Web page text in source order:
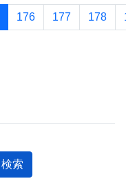
176 177 178
検索